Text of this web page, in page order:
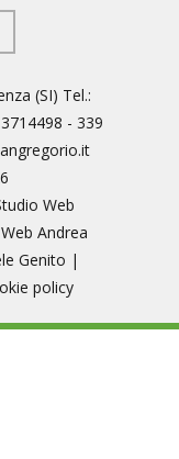
(SI) Tel.:
- 339
Web
Andrea
Genito |
policy